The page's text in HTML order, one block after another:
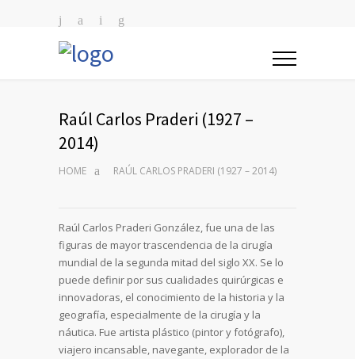
Raúl Carlos Praderi (1927 –
2014)
HOME RAÚL CARLOS PRADERI (1927 – 2014)
Raúl Carlos Praderi González, fue una de las
figuras de mayor trascendencia de la cirugía
mundial de la segunda mitad del siglo XX. Se lo
puede definir por sus cualidades quirúrgicas e
innovadoras, el conocimiento de la historia y la
geografía, especialmente de la cirugía y la
náutica. Fue artista plástico (pintor y fotógrafo),
viajero incansable, navegante, explorador de la